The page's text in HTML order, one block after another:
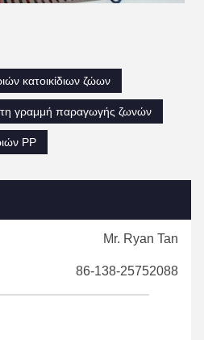
κατοικίδιων ζώων
τη γραμμή παραγωγής ζωνών
PP
Mr. Ryan Tan
86-138-25752088